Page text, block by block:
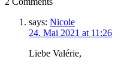
says: Nicole
24. Mai 2021 at 11:26
Liebe Valérie,